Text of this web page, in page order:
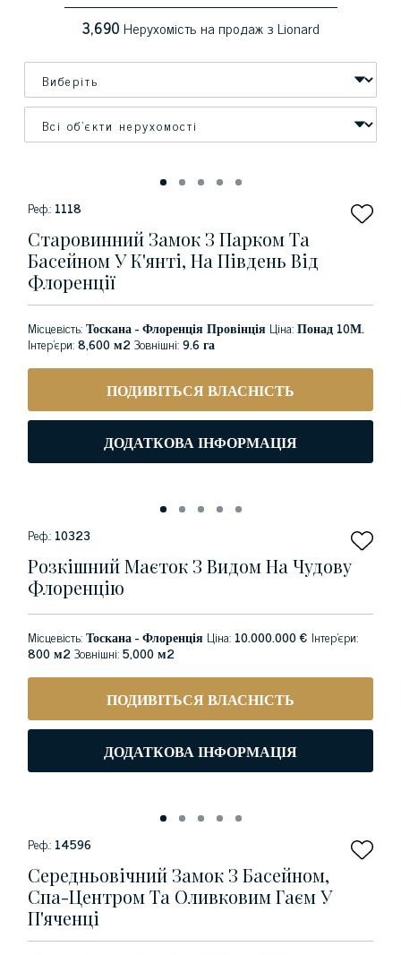
3,690Нерухомість на продаж з Lionard
Реф.: 1118
Старовинний Замок З Парком Та
Басейном У К'янті, На Південь Від
Флоренції
Місцевість:Тоскана - Флоренція Провінція Ціна:Понад 10М.
Інтер'єри:8,600 м2Зовнішні:9.6 га
ПОДИВІТЬСЯ ВЛАСНІСТЬ
ДОДАТКОВА ІНФОРМАЦІЯ
Реф.: 10323
Розкішний Маєток З Видом На Чудову
Флоренцію
Місцевість:Тоскана - Флоренція Ціна: 10.000.000 € Інтер'єри:
800 м2Зовнішні:5,000 м2
ПОДИВІТЬСЯ ВЛАСНІСТЬ
ДОДАТКОВА ІНФОРМАЦІЯ
Реф.: 14596
Середньовічний Замок З Басейном,
Спа-Центром Та Оливковим Гаєм У
П'яченці